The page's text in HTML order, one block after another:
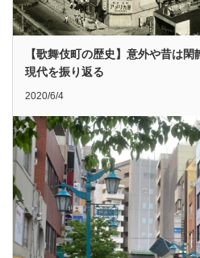
【歌舞伎町の歴史】意外や昔は
現代を振り返る
2020/6/4